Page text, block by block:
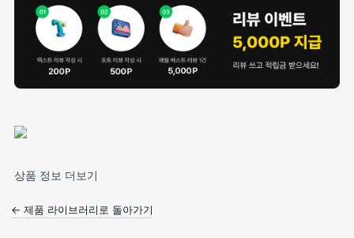
상품 정보 더보기
← 제품 라이브러리로 돌아가기